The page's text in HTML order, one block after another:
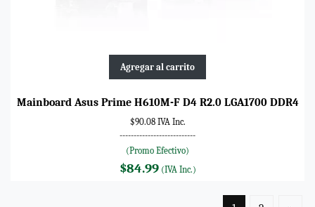
Agregar al carrito
Mainboard Asus Prime H610M-F D4 R2.0 LGA1700 DDR4
$90.08 IVA Inc.
---------------------------
(Promo Efectivo)
$84.99(IVA Inc.)